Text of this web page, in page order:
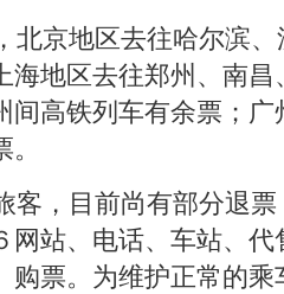
京地区去往哈尔滨、
海地区去往郑州、南
间高铁列车有余票；
，目前尚有部分退票
网站、电话、车站、
购票。为维护正常的